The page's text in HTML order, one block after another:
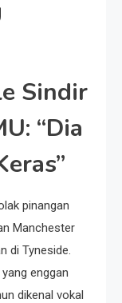
Sindir
“Dia
pinangan
Manchester
di Tyneside.
enggan
dikenal vokal